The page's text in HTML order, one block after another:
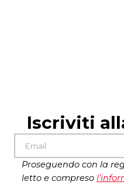
Iscriviti
Proseguendo con la
letto e compreso l’